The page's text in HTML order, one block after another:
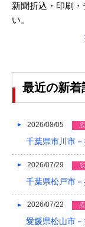
2024/05
2024/02
2023/12
2023/11
2023/10
2023/09
2023/08
新聞折込・印刷
い。
最近の新着
2026/08/05
千葉県市川市
2026/07/29
千葉県松戸市
2026/07/22
愛媛県松山市